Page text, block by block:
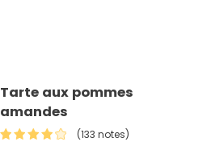
Tarte aux pommes
amandes
(133 notes)